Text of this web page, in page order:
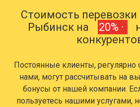
Стоимость
Рыбинск на
20% ·
Постоянные клиенты,
нами, могут рассчитывать на
бонусы от нашей компании.
пользуетесь нашими услугами,